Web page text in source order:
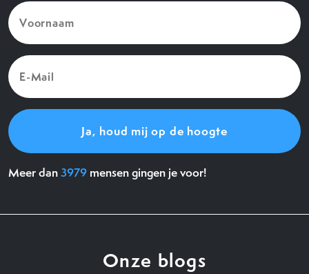
Voornaam
(Vereist)
E-
Mail
(Vereist)
Meer dan3979 mensen gingen je voor!
Onze blogs